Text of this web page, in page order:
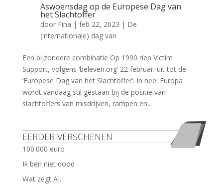
Aswoensdag op de Europese Dag van
het Slachtoffer
door Fina | feb 22, 2023 | De
(internationale) dag van
Een bijzondere combinatie Op 1990 riep Victim
Support, volgens ‘beleven.org’ 22 februari uit tot de
‘Europese Dag van het Slachtoffer’. In heel Europa
wordt vandaag stil gestaan bij de positie van
slachtoffers van misdrijven, rampen en...
EERDER VERSCHENEN
100.000 euro
Ik ben niet dood
Wat zegt AI.